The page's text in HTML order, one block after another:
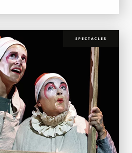
SPECTACLES